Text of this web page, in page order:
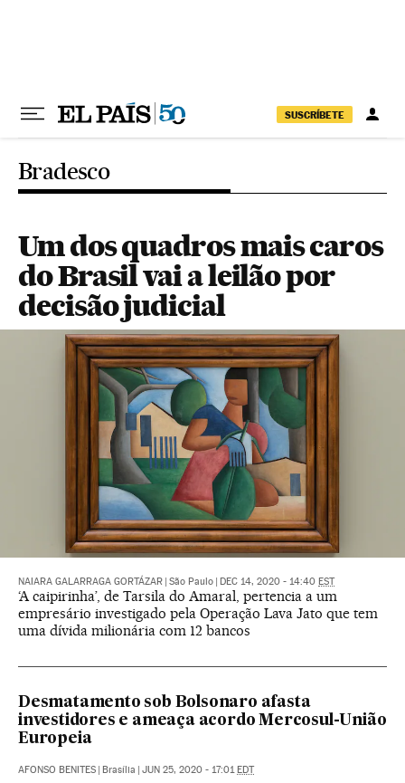
SUSCRÍBETE
Bradesco
Um dos quadros mais caros
do Brasil vai a leilão por
decisão judicial
NAIARA GALARRAGA GORTÁZAR São Paulo DEC 14, 2020 - 14:40 EST
‘A caipirinha’, de Tarsila do Amaral, pertencia a um
empresário investigado pela Operação Lava Jato que tem
uma dívida milionária com 12 bancos
Desmatamento sob Bolsonaro afasta
investidores e ameaça acordo Mercosul-União
Europeia
AFONSO BENITES Brasília JUN 25, 2020 - 17:01 EDT